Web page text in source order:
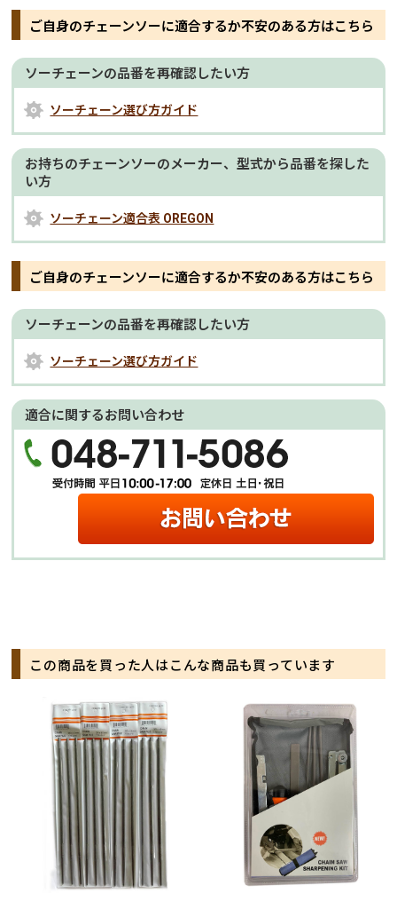
ご自身のチェーンソーに適合するか不安のある方はこちら
ソーチェーンの品番を再確認したい方
ソーチェーン選び方ガイド
お持ちのチェーンソーのメーカー、型式から品番を探した
い方
ソーチェーン適合表 OREGON
ご自身のチェーンソーに適合するか不安のある方はこちら
ソーチェーンの品番を再確認したい方
ソーチェーン選び方ガイド
適合に関するお問い合わせ
この商品を買った人はこんな商品も買っています